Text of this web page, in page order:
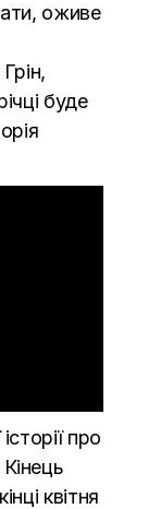
оживе
буде
про
квітня